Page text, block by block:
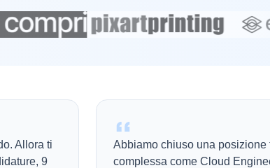
Allora ti
9
Abbiamo chiuso una posizione
complessa come Cloud